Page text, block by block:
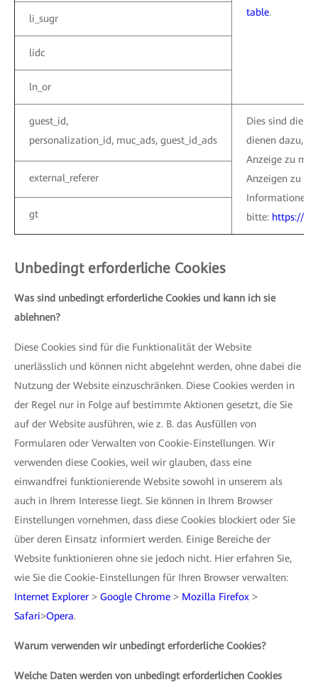
table.
li_sugr
lidc
ln_or
guest_id,
personalization_id, muc_ads, guest_id_ads
Dies sind die
dienen dazu,
Anzeige zu
Anzeigen zu
Informationen
bitte: https://
external_referer
gt
Unbedingt erforderliche Cookies
Was sind unbedingt erforderliche Cookies und kann ich sie
ablehnen?
Diese Cookies sind für die Funktionalität der Website
unerlässlich und können nicht abgelehnt werden, ohne dabei die
Nutzung der Website einzuschränken. Diese Cookies werden in
der Regel nur in Folge auf bestimmte Aktionen gesetzt, die Sie
auf der Website ausführen, wie z. B. das Ausfüllen von
Formularen oder Verwalten von Cookie-Einstellungen. Wir
verwenden diese Cookies, weil wir glauben, dass eine
einwandfrei funktionierende Website sowohl in unserem als
auch in Ihrem Interesse liegt. Sie können in Ihrem Browser
Einstellungen vornehmen, dass diese Cookies blockiert oder Sie
über deren Einsatz informiert werden. Einige Bereiche der
Website funktionieren ohne sie jedoch nicht. Hier erfahren Sie,
wie Sie die Cookie-Einstellungen für Ihren Browser verwalten:
Internet Explorer > Google Chrome > Mozilla Firefox >
Safari>Opera.
Warum verwenden wir unbedingt erforderliche Cookies?
Welche Daten werden von unbedingt erforderlichen Cookies